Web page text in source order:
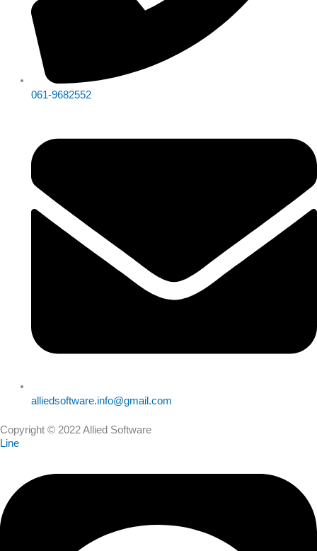
061-9682552
alliedsoftware.info@gmail.com
Copyright © 2022 Allied Software
Line